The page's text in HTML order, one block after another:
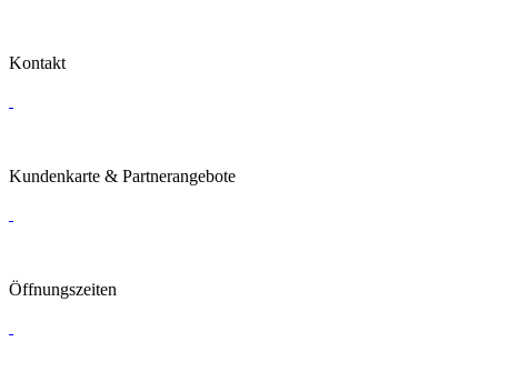
Kontakt
Kundenkarte & Partnerangebote
Öffnungszeiten